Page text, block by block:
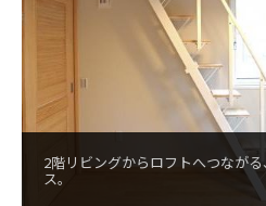
2階リビングからロフトへつなが
ス。